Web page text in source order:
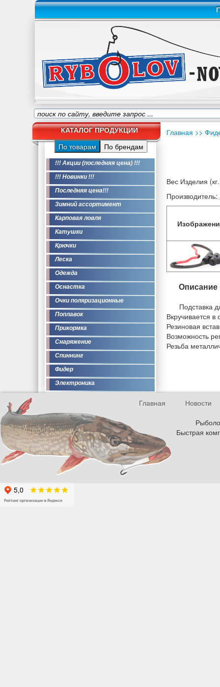
КАТАЛОГ ПРОДУКЦИИ
По товарам По брендам
!!! Акции (последняя цена) !!!
!!! Новинки !!!
Последняя цена!!!
Зимний ассортимент
Карповая ловля
Катушки
Крючки
Леска
Одежда
Оснастка
Очки поляризационные
Поплавок
Прикормка
Снаряжение
Спиннинг
Фидер
Электроника
Главная >>
Вес Изделия
Производитель:
Описание
Подставка
Вкручивается
Резиновая
Возможность
Резьба
Главная
Новости
Быстрая